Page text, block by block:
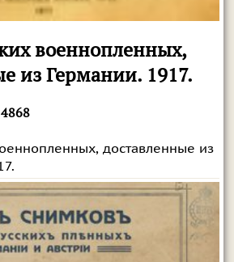
военнопленных,
из Германии. 1917.
доставленные из